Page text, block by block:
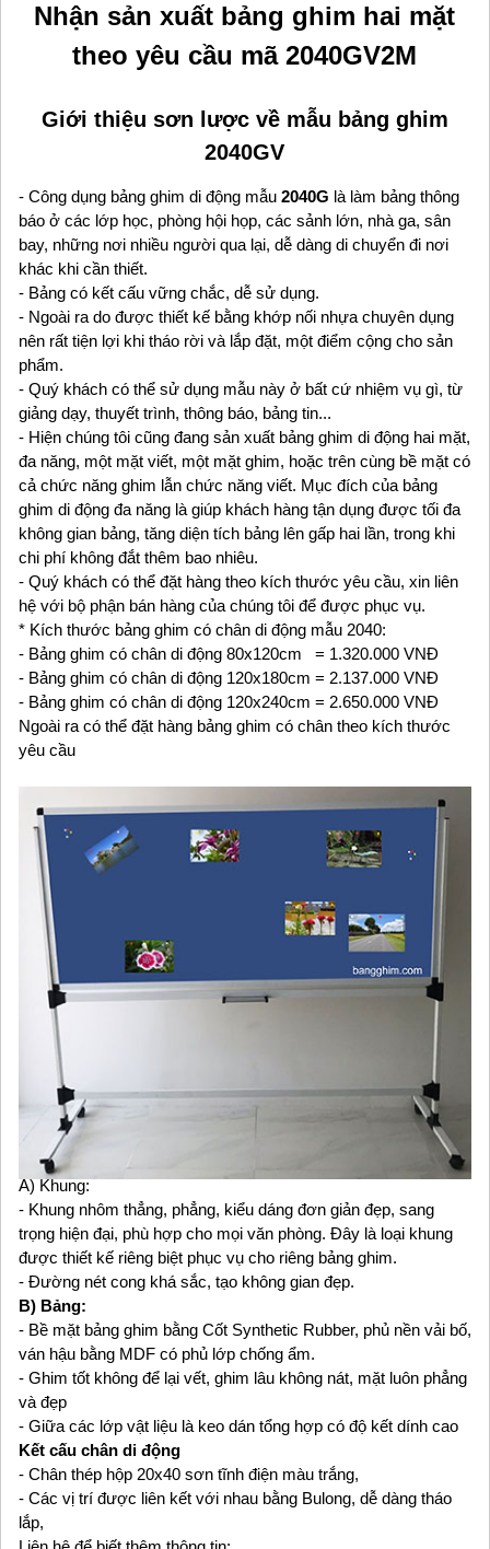
Nhận sản xuất bảng ghim hai mặt
theo yêu cầu mã 2040GV2M
Giới thiệu sơn lược về mẫu bảng ghim
2040GV
- Công dụng bảng ghim di động mẫu 2040G là làm bảng thông
báo ở các lớp học, phòng hội họp, các sảnh lớn, nhà ga, sân
bay, những nơi nhiều người qua lại, dễ dàng di chuyển đi nơi
khác khi cần thiết.
- Bảng có kết cấu vững chắc, dễ sử dụng.
- Ngoài ra do được thiết kế bằng khớp nối nhựa chuyên dụng
nên rất tiện lợi khi tháo rời và lắp đặt, một điểm cộng cho sản
phẩm.
- Quý khách có thể sử dụng mẫu này ở bất cứ nhiệm vụ gì, từ
giảng dạy, thuyết trình, thông báo, bảng tin...
- Hiện chúng tôi cũng đang sản xuất bảng ghim di động hai mặt,
đa năng, một mặt viết, một mặt ghim, hoặc trên cùng bề mặt có
cả chức năng ghim lẫn chức năng viết. Mục đích của bảng
ghim di động đa năng là giúp khách hàng tận dụng được tối đa
không gian bảng, tăng diện tích bảng lên gấp hai lần, trong khi
chi phí không đắt thêm bao nhiêu.
- Quý khách có thể đặt hàng theo kích thước yêu cầu, xin liên
hệ với bộ phận bán hàng của chúng tôi để được phục vụ.
* Kích thước bảng ghim có chân di động mẫu 2040:
- Bảng ghim có chân di động 80x120cm = 1.320.000 VNĐ
- Bảng ghim có chân di động 120x180cm = 2.137.000 VNĐ
- Bảng ghim có chân di động 120x240cm = 2.650.000 VNĐ
Ngoài ra có thể đặt hàng bảng ghim có chân theo kích thước
yêu cầu
A) Khung:
- Khung nhôm thẳng, phẳng, kiểu dáng đơn giản đẹp, sang
trọng hiện đại, phù hợp cho mọi văn phòng. Đây là loại khung
được thiết kế riêng biệt phục vụ cho riêng bảng ghim.
- Đường nét cong khá sắc, tạo không gian đẹp.
B) Bảng:
- Bề mặt bảng ghim bằng Cốt Synthetic Rubber, phủ nền vải bố,
ván hậu bằng MDF có phủ lớp chống ẩm.
- Ghim tốt không để lại vết, ghim lâu không nát, mặt luôn phẳng
và đẹp
- Giữa các lớp vật liệu là keo dán tổng hợp có độ kết dính cao
Kết cấu chân di động
- Chân thép hộp 20x40 sơn tĩnh điện màu trắng,
- Các vị trí được liên kết với nhau bằng Bulong, dễ dàng tháo
lắp,